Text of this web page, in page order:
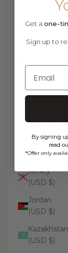
Man (USD
$)
(USD $)
Italy (USD
$)
(USD $)
Japan
(USD $)
Jersey
(USD $)
Jordan
(USD $)
Kazakhstan
(USD $)
Get a one-
Sign up to
By signing
read
*Offer only